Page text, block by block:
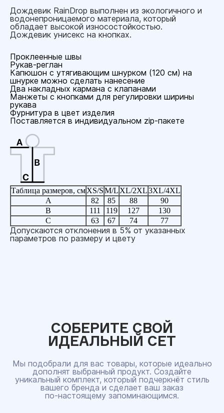
Дождевик RainDrop выполнен из экологичного и
водонепроницаемого материала, который
обладает высокой износостойкостью.
Дождевик унисекс на кнопках.
Проклеенные швы
Рукав-реглан
Капюшон с утягивающим шнурком (120 см) на
шнурке можно сделать нанесение
Два накладных кармана с клапанами
Манжеты с кнопками для регулировки ширины
рукава
Фурнитура в цвет изделия
Поставляется в индивидуальном zip-пакете
Таблица размеров, смXS/SM/L XL/2XL3XL/4XL
A
82 85 88
90
B
111 119 127
130
C
63 67 74 77
Допускаются отклонения в 5% от указанных
параметров по размеру и цвету
СОБЕРИТЕ СВОЙ
ИДЕАЛЬНЫЙ СЕТ
Мы подобрали для вас товары, которые идеально
дополнят выбранный продукт. Создайте
уникальный комплект, который подчеркнёт стиль
вашего бренда и сделает ваш заказ
по‑настоящему запоминающимся.